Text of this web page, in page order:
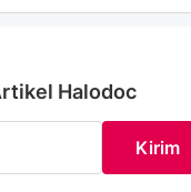
Halodoc
Kirim